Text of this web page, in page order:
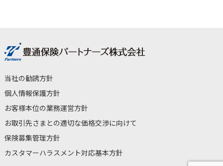
当社の勧誘方針
個人情報保護方針
お客様本位の業務運営方針
お取引先さまとの適切な価格交渉に向けて
保険募集管理方針
カスタマーハラスメント対応基本方針